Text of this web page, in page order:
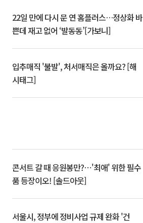
22일 만에 다시 문 연 홈플러스…정상화 바
쁜데 재고 없어 ‘발동동’[가보니]
입추매직 '불발', 처서매직은 올까요? [해
시태그]
콘서트 갈 때 응원봉만?⋯'최애' 위한 필수
품 등장이오! [솔드아웃]
서울시, 정부에 정비사업 규제 완화 '건